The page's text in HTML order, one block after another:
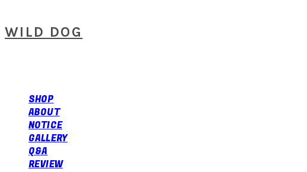
WILD DOG
SHOP
ABOUT
NOTICE
GALLERY
Q&A
REVIEW